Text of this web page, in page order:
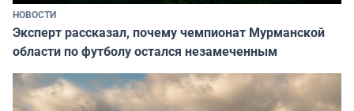
НОВОСТИ
Эксперт рассказал, почему чемпионат Мурманской
области по футболу остался незамеченным